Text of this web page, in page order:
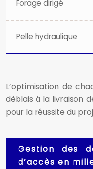
Forage dirigé
Pelle hydraulique
L’optimisation de
déblais à la livraison
pour la réussite du
Gestion des
d’accès en